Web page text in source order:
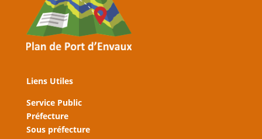
Liens Utiles
Service Public
Préfecture
Sous préfecture